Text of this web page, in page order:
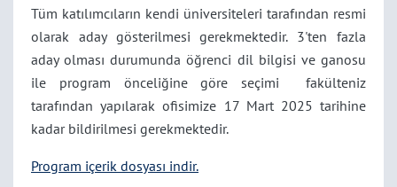
Tüm katılımcıların kendi üniversiteleri tarafından resmi
olarak aday gösterilmesi gerekmektedir. 3'ten fazla
aday olması durumunda öğrenci dil bilgisi ve ganosu
ile program önceliğine göre seçimi
fakülteniz
tarafındanyapılarak ofisimize 17 Mart 2025 tarihine
kadar bildirilmesi gerekmektedir.
Program içerik dosyası indir.